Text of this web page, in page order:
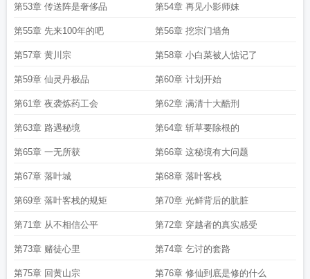
第53章 传送阵是奢侈品 第54章 再见小影师妹
第55章 先来100年的吧 第56章 挖宗门墙角
第57章 黄川宗 第58章 小白菜被人惦记了
第59章 仙灵丹极品 第60章 计划开始
第61章 夜袭炼药工会 第62章 满清十大酷刑
第63章 路遇秘境 第64章 斩草要除根的
第65章 一无所获 第66章 这秘境有大问题
第67章 落叶城 第68章 落叶客栈
第69章 落叶客栈的规矩 第70章 光鲜背后的肮脏
第71章 从不相信公平 第72章 穿越者的真实感受
第73章 赌徒心里 第74章 乞讨的套路
第75章 回黄山宗 第76章 修仙到底是修的什么